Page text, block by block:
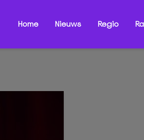
Home Nieuws Regio